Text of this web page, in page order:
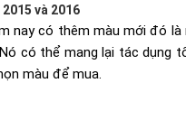
và 2016
nay có thêm màu mới đó
có thể mang lại tác dụng
màu để mua.